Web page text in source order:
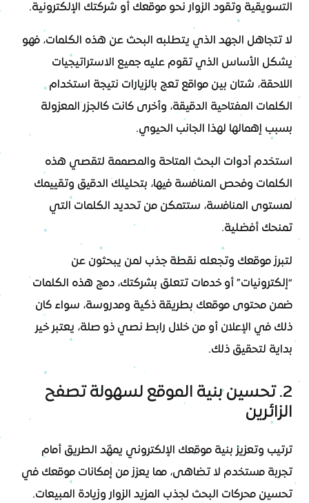
التسويقية وتقود الزوار نحو موقعك أو شركتك الإلكترونية.
لا تتجاهل الجهد الذي يتطلبه البحث عن هذه الكلمات، فهو
يشكل الأساس الذي تقوم عليه جميع الاستراتيجيات
اللاحقة، شتان بين مواقع تعج بالزيارات نتيجة استخدام
الكلمات المفتاحية الدقيقة، وأخرى كانت كالجزر المعزولة
بسبب إهمالها لهذا الجانب الحيوي.
استخدم أدوات البحث المتاحة والمصممة لتقصي هذه
الكلمات وفحص المنافسة فيها، بتحليلك الدقيق وتقييمك
لمستوى المنافسة، ستتمكن من تحديد الكلمات التي
تمنحك أفضلية.
لتبرز موقعك وتجعله نقطة جذب لمن يبحثون عن
“إلكترونيات” أو خدمات تتعلق بشركتك، دمج هذه الكلمات
ضمن محتوى موقعك بطريقة ذكية ومدروسة، سواء كان
ذلك في الإعلان أو من خلال رابط نصي ذو صلة، يعتبر خير
بداية لتحقيق ذلك.
2. تحسين بنية الموقع لسهولة تصفح
الزائرين
ترتيب وتعزيز بنية موقعك الإلكتروني يمهّد الطريق أمام
تجربة مستخدم لا تضاهى، مما يعزز من إمكانات موقعك في
تحسين محركات البحث لجذب المزيد الزوار وزيادة المبيعات.